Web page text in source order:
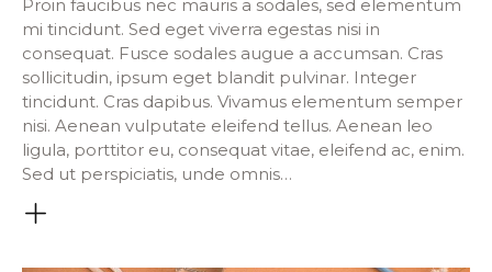
Proin faucibus nec mauris a sodales, sed elementum
mi tincidunt. Sed eget viverra egestas nisi in
consequat. Fusce sodales augue a accumsan. Cras
sollicitudin, ipsum eget blandit pulvinar. Integer
tincidunt. Cras dapibus. Vivamus elementum semper
nisi. Aenean vulputate eleifend tellus. Aenean leo
ligula, porttitor eu, consequat vitae, eleifend ac, enim.
Sed ut perspiciatis, unde omnis…